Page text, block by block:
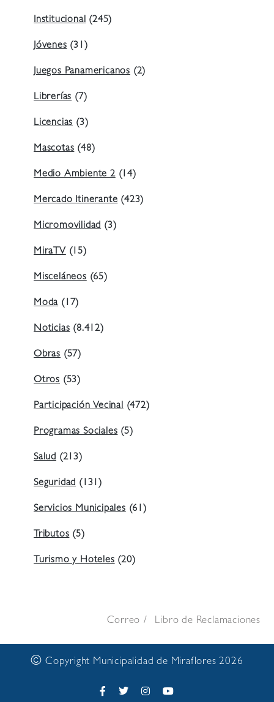
Institucional (245)
Jóvenes (31)
Juegos Panamericanos (2)
Librerías (7)
Licencias (3)
Mascotas (48)
Medio Ambiente 2(14)
Mercado Itinerante (423)
Micromovilidad (3)
MiraTV (15)
Misceláneos (65)
Moda (17)
Noticias (8.412)
Obras (57)
Otros (53)
Participación Vecinal (472)
Programas Sociales (5)
Salud (213)
Seguridad (131)
Servicios Municipales (61)
Tributos (5)
Turismo y Hoteles (20)
Correo Libro de Reclamaciones
© Copyright Municipalidad de Miraflores 2026